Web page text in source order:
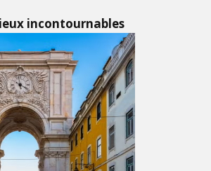
incontournables